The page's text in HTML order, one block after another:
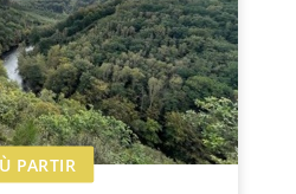
PARTIR